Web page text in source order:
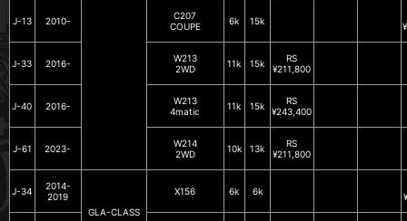
J-13 2010-
C207
COUPE
6k 15k
J-33 2016-
W213
2WD
11k 15k
RS
¥211,800
J-40 2016-
W213
4matic
11k 15k
RS
¥243,400
J-61 2023-
W214
2WD
10k 13k
RS
¥211,800
J-34
2014-
2019
GLA-CLASS
X156 6k 6k